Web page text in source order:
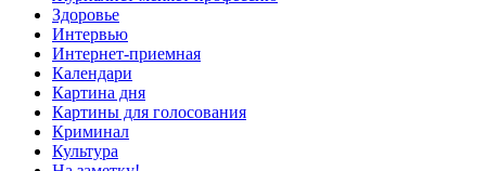
Здоровье
Интервью
Интернет-приемная
Календари
Картина дня
Картины для голосования
Криминал
Культура